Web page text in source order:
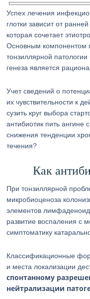
Успех лечения
глотки зависит от
которая сочетает
Основным компонентом
тонзиллярной патологии
генеза является
Учет сведений о
их чувствительности к
сузить круг выбора
антибиотик пить
снижения тенденции
течения?
Как
При тонзиллярной
микробиоценоза
элементов
развитие воспаления с
симптоматику
Классификационные
и места локализации
спонтанному
нейтрализации